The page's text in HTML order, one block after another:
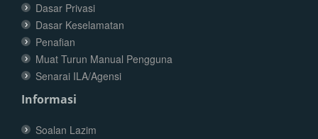
Dasar Privasi
Dasar Keselamatan
Penafian
Muat Turun Manual Pengguna
Senarai ILA/Agensi
Informasi
Soalan Lazim